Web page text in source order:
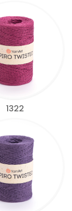
1322